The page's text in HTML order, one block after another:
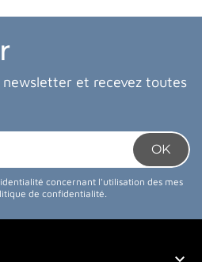
et recevez toutes
concernant l'utilisation des mes
de confidentialité.